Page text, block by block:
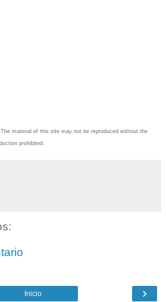
material of this site may not be reproduced without the
prohibited.
›
Inicio